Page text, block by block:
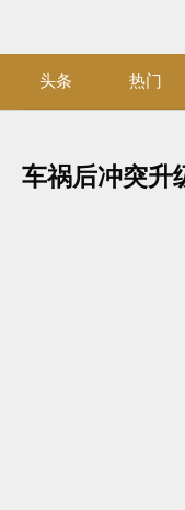
头条
热门
车祸后冲突